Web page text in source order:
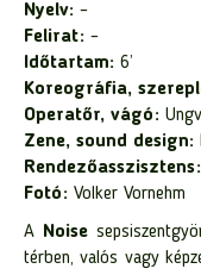
Nyelv: –
Felirat: –
Időtartam: 6’
Koreográfia,
Operatőr, vágó:
Zene, sound design:
Rendezőasszisztens:
Fotó: Volker Vornehm
A Noise
térben, valós vagy